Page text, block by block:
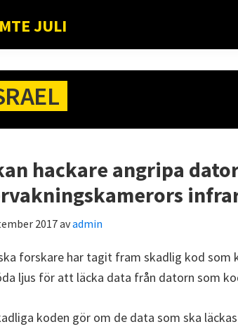
JULI
hackare angripa
2017avadmin
forskare har tagit fram skadlig kod som
ljus för att läcka data från datorn som
koden gör om de data som ska